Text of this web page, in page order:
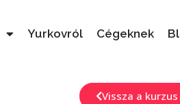
Yurkovról Cégeknek
Vissza a